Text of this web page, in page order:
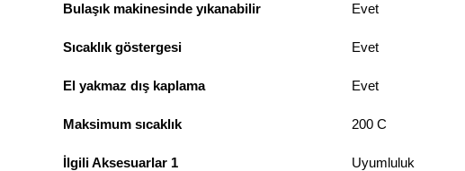
Bulaşık makinesinde yıkanabilir Evet
Sıcaklık göstergesi Evet
El yakmaz dış kaplama Evet
Maksimum sıcaklık 200 C
İlgili Aksesuarlar 1 Uyumluluk